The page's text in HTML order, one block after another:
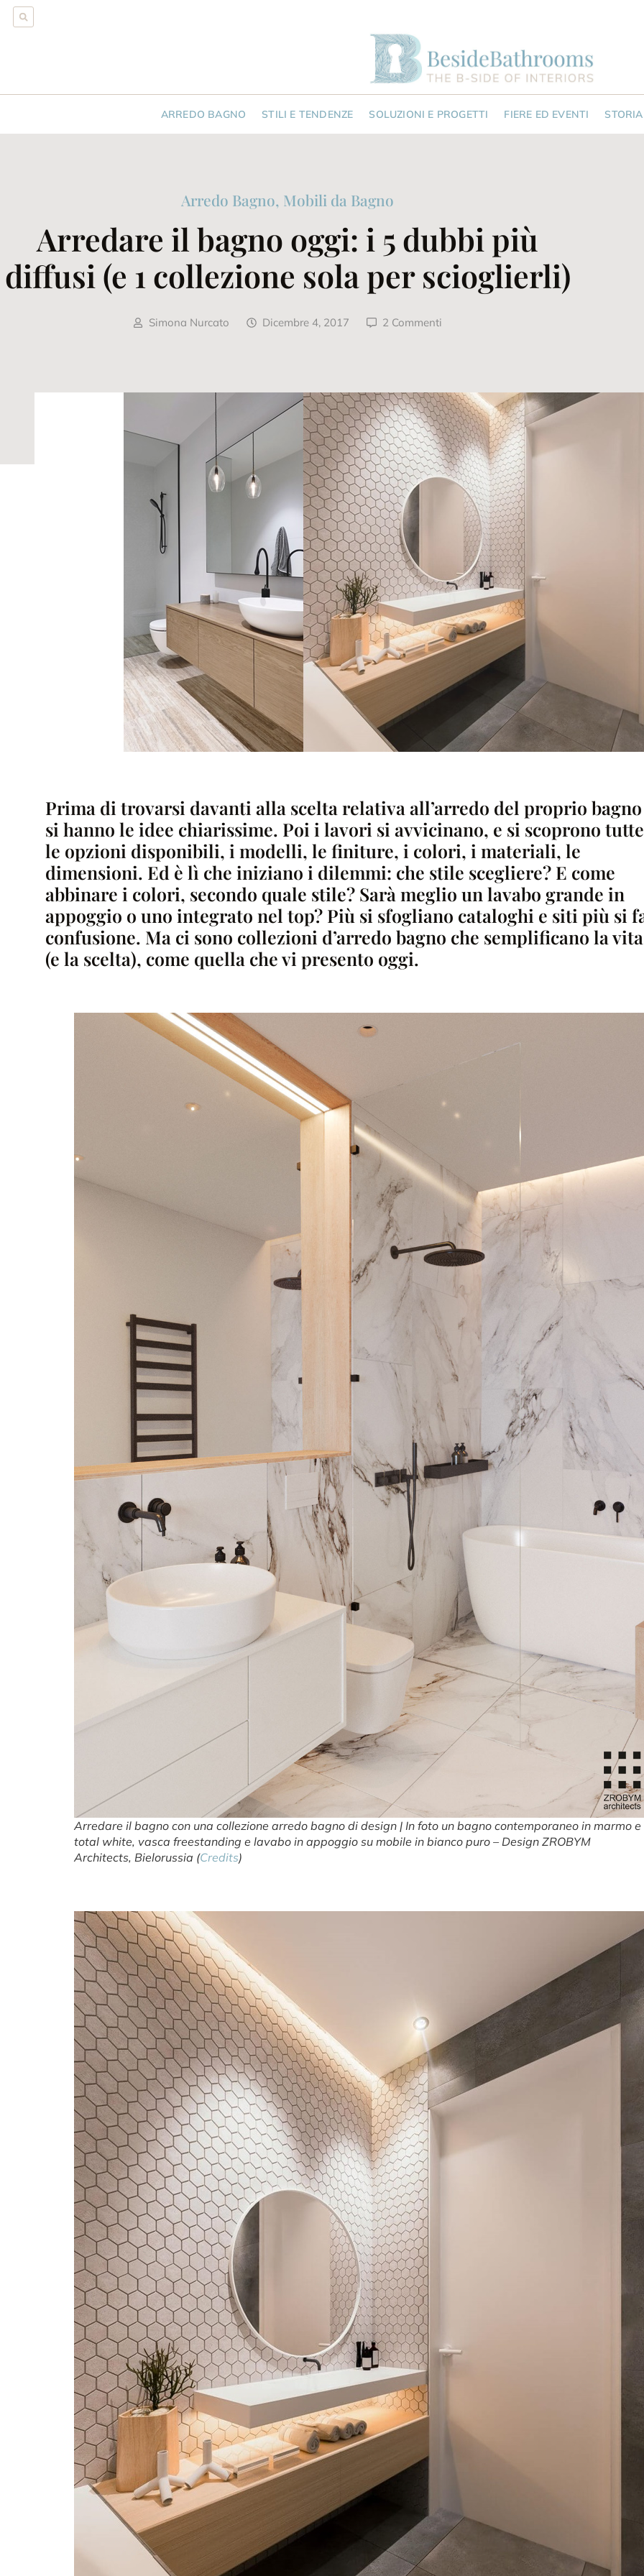
ARREDO BAGNO STILI E TENDENZE SOLUZIONI E PROGETTI FIERE ED EVENTI
Arredo Bagno, Mobili da Bagno
Arredare il bagno oggi: i 5 dubbi più
diffusi (e 1 collezione sola per scioglierli)
Simona Nurcato Dicembre 4, 2017 2 Commenti
Prima di trovarsi davanti alla scelta relativa all’arredo del proprio bagno
si hanno le idee chiarissime. Poi i lavori si avvicinano, e si scoprono tutte
le opzioni disponibili, i modelli, le finiture, i colori, i materiali, le
dimensioni. Ed è lì che iniziano i dilemmi: che stile scegliere? E come
abbinare i colori, secondo quale stile? Sarà meglio un lavabo grande in
appoggio o uno integrato nel top? Più si sfogliano cataloghi e siti più si
confusione. Ma ci sono collezioni d’arredo bagno che semplificano la vita
(e la scelta), come quella che vi presento oggi.
Arredare il bagno con una collezione arredo bagno di design | In foto un bagno contemporaneo in marmo e
total white, vasca freestanding e lavabo in appoggio su mobile in bianco puro – Design ZROBYM
Architects, Bielorussia (Credits)